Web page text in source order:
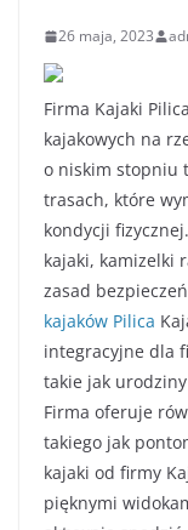
26 maja, 2023
Firma Kajaki
kajakowych na
o niskim stopniu
trasach, które
kondycji
kajaki, kamizelki
zasad
kajaków Pilica
integracyjne dla
takie jak
Firma oferuje
takiego jak
kajaki od firmy
pięknymi